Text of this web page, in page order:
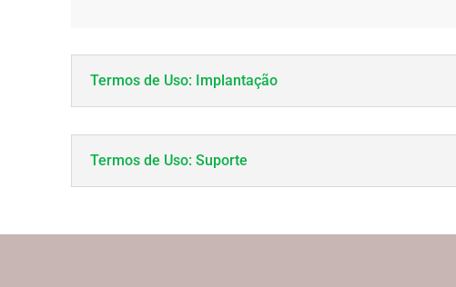
Termos de Uso: Implantação
Termos de Uso: Suporte